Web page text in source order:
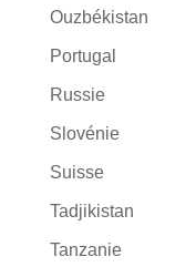
Ouzbékistan
Portugal
Russie
Slovénie
Suisse
Tadjikistan
Tanzanie